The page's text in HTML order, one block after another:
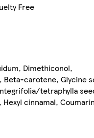
Free
Dimethiconol,
Beta-carotene, Glycine
tetraphylla
cinnamal,